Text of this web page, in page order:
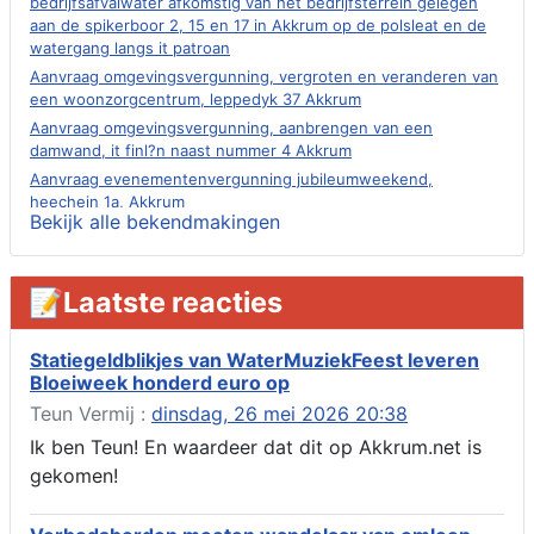
aan de spikerboor 2, 15 en 17 in Akkrum op de polsleat en de
watergang langs it patroan
Aanvraag omgevingsvergunning, vergroten en veranderen van
een woonzorgcentrum, leppedyk 37 Akkrum
Aanvraag omgevingsvergunning, aanbrengen van een
damwand, it finl?n naast nummer 4 Akkrum
Aanvraag evenementenvergunning jubileumweekend,
heechein 1a, Akkrum
Verlening omgevingsvergunning, tijdelijk gebruik openbare
ruimte 02-10 t/m 02-11-2026, sitadel voor nr 6 te Akkrum
Aanvraag omgevingsvergunning, tijdelijk gebruik openbare
ruimte 02-10 t/m 02-11-2026, sitadel voor nr 6 te Akkrum
Verlenging beslistermijn aanvraag omgevingsvergunning,
heechein 28, 8491 em Akkrum
Aanvraag omgevingsvergunning, veranderen van een woning
(voordeur en dakkapel), boarnsterdyk 75 Akkrum
aanbrengen van asfalt t.b.v. onderhoud fietspad t.h.v
boarnsterdyk, Akkrum
Bekijk alle bekendmakingen
📝Laatste reacties
Statiegeldblikjes van WaterMuziekFeest leveren
Bloeiweek honderd euro op
Teun Vermij : dinsdag, 26 mei 2026 20:38
Ik ben Teun! En waardeer dat dit op Akkrum.net is
gekomen!